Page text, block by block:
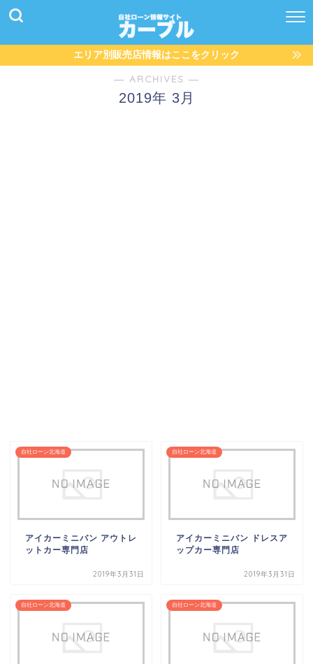
エリア別販売店情報はここをクリック
― ARCHIVES ―
2019年 3月
自社ローン北海道
アイカーミニバン アウトレ
ットカー専門店
2019年3月31日
自社ローン北海道
アイカーミニバン ドレスア
ップカー専門店
2019年3月31日
自社ローン北海道 自社ローン北海道